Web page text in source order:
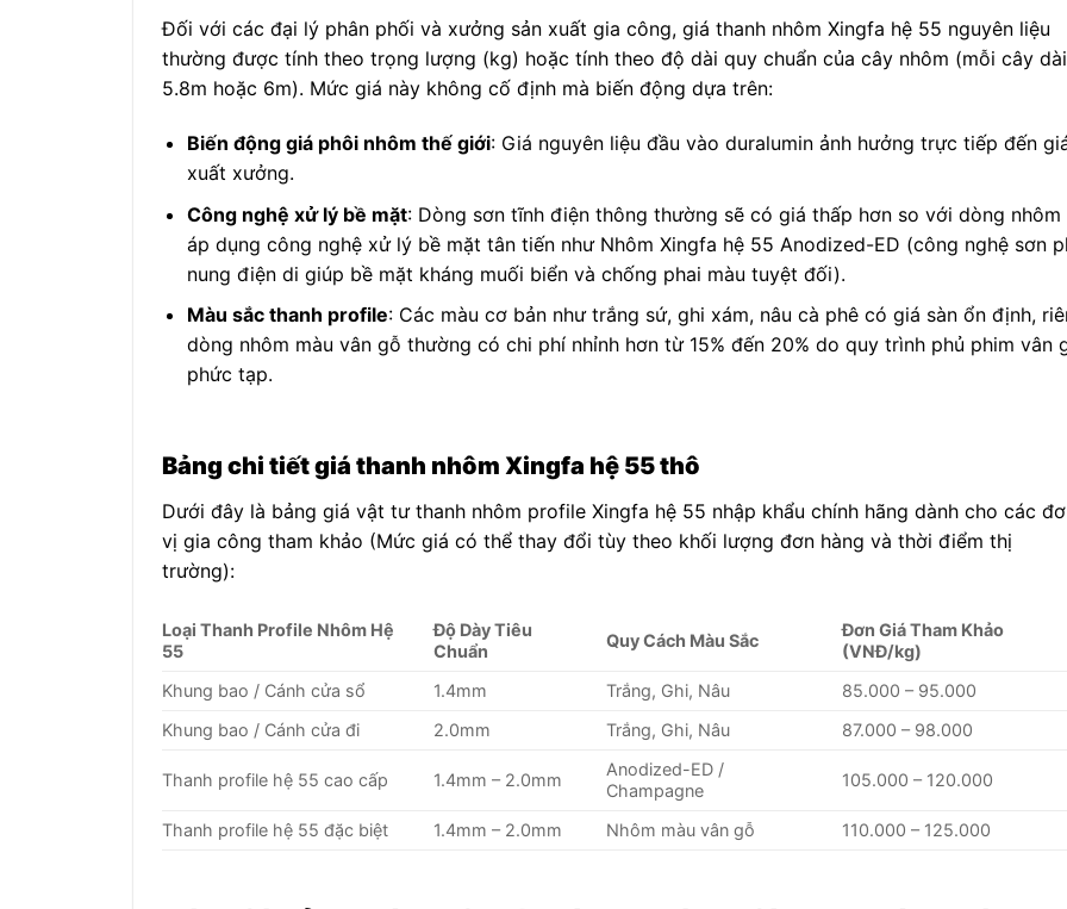
Đối với các đại lý phân phối và xưởng sản xuất gia công, giá thanh nhôm Xingfa hệ 55 nguyên liệu
thường được tính theo trọng lượng (kg) hoặc tính theo độ dài quy chuẩn của cây nhôm (mỗi cây dài
5.8m hoặc 6m). Mức giá này không cố định mà biến động dựa trên:
Biến động giá phôi nhôm thế giới: Giá nguyên liệu đầu vào duralumin ảnh hưởng trực tiếp đến
xuất xưởng.
Công nghệ xử lý bề mặt: Dòng sơn tĩnh điện thông thường sẽ có giá thấp hơn so với dòng nhôm
áp dụng công nghệ xử lý bề mặt tân tiến như Nhôm Xingfa hệ 55 Anodized-ED (công nghệ sơn
nung điện di giúp bề mặt kháng muối biển và chống phai màu tuyệt đối).
Màu sắc thanh profile: Các màu cơ bản như trắng sứ, ghi xám, nâu cà phê có giá sàn ổn định,
dòng nhôm màu vân gỗ thường có chi phí nhỉnh hơn từ 15% đến 20% do quy trình phủ phim vân
phức tạp.
Bảng chi tiết giá thanh nhôm Xingfa hệ 55 thô
Dưới đây là bảng giá vật tư thanh nhôm profile Xingfa hệ 55 nhập khẩu chính hãng dành cho các
vị gia công tham khảo (Mức giá có thể thay đổi tùy theo khối lượng đơn hàng và thời điểm thị
trường):
Loại Thanh Profile Nhôm Hệ
55
Độ Dày Tiêu
Chuẩn
Quy Cách Màu Sắc
Đơn Giá Tham Khảo
(VNĐ/kg)
Khung bao / Cánh cửa sổ
1.4mm Trắng, Ghi, Nâu
85.000 – 95.000
Khung bao / Cánh cửa đi
2.0mm Trắng, Ghi, Nâu 87.000 – 98.000
Thanh profile hệ 55 cao cấp 1.4mm – 2.0mm
Anodized-ED /
Champagne
105.000 – 120.000
Thanh profile hệ 55 đặc biệt 1.4mm – 2.0mm Nhôm màu vân gỗ 110.000 – 125.000